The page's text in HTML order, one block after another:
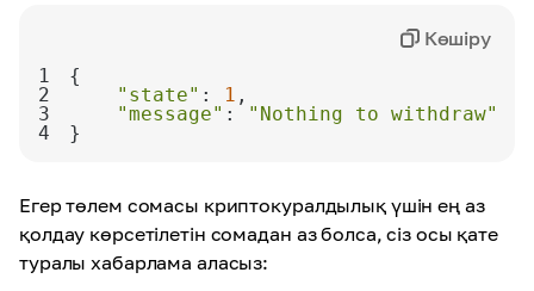
1
2
"state" : 1
3
"message" :
"Nothing to withdraw"
4
}
Көшіру
Егер төлем сомасы криптокуралдылық үшін ең аз
қолдау көрсетілетін сомадан аз болса, сіз осы қате
туралы хабарлама аласыз: